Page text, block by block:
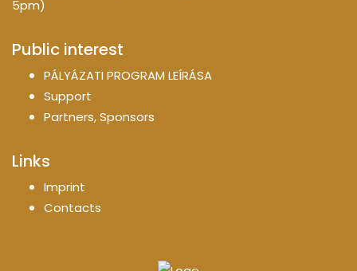
5pm)
Public interest
PÁLYÁZATI PROGRAM LEÍRÁSA
Support
Partners, Sponsors
Links
Imprint
Contacts